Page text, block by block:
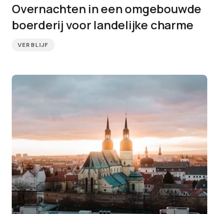
Overnachten in een omgebouwde
boerderij voor landelijke charme
VERBLIJF